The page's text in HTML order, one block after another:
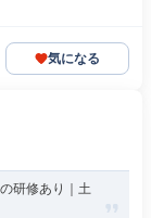
気になる
研修あり｜土